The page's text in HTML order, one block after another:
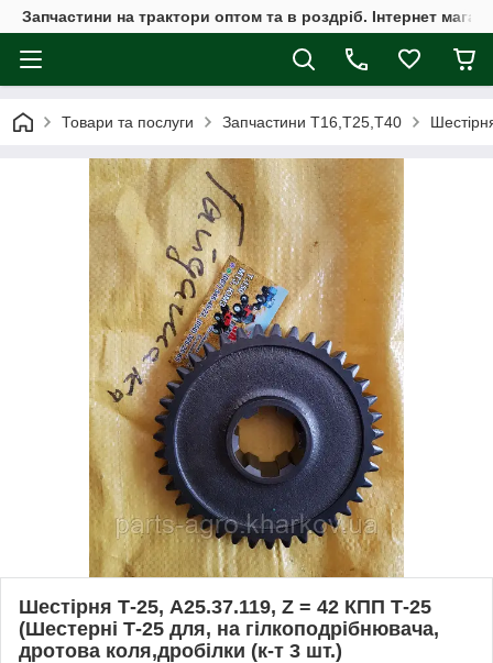
Запчастини на трактори оптом та в роздріб. Інтернет
Товари та послуги Запчастини Т16,Т25,Т40
Шестірня Т-25, А25.37.119, Z = 42 КПП Т-25
(Шестерні Т-25 для, на гілкоподрібнювача,
дротова коля,дробілки (к-т 3 шт.)